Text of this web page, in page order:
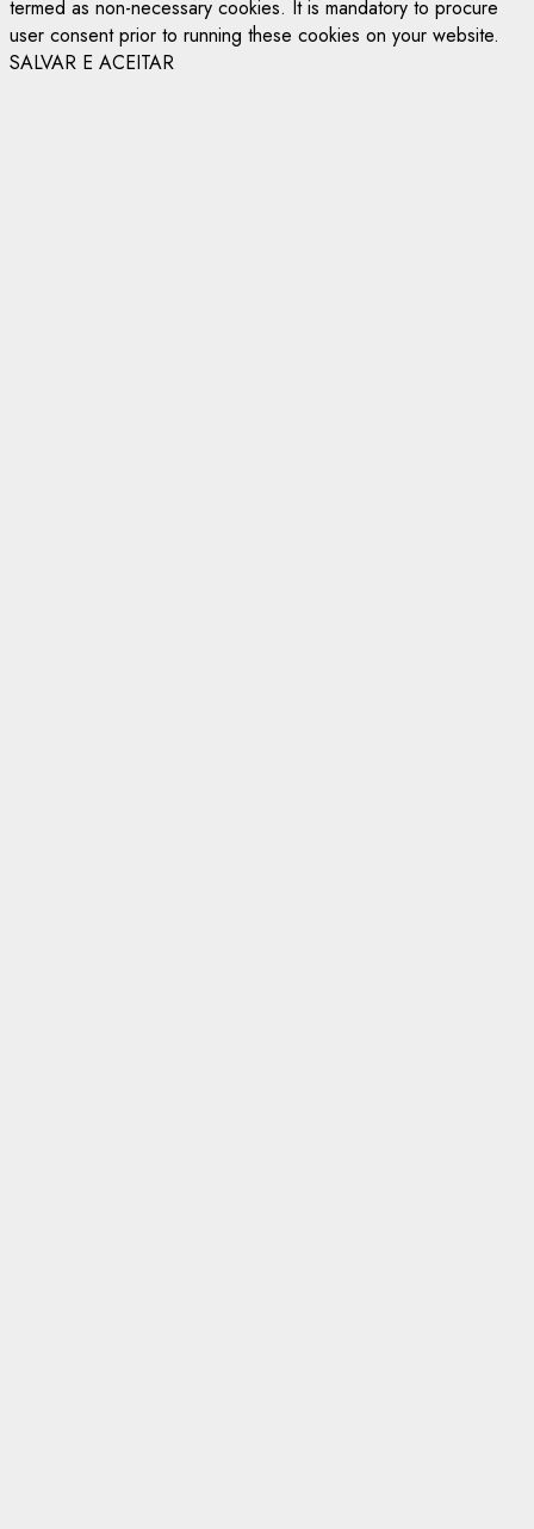
termed as non-necessary cookies. It is mandatory to procure
user consent prior to running these cookies on your website.
SALVAR E ACEITAR